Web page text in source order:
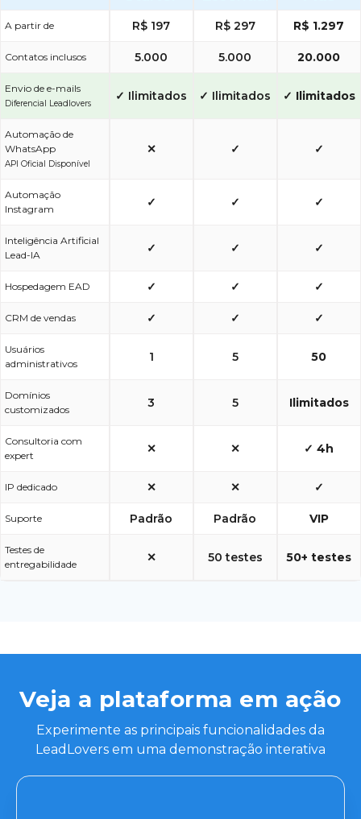
A partir de R$ 197 R$ 297 R$ 1.297
Contatos inclusos 5.000 5.000 20.000
Envio de e-mails
Diferencial Leadlovers
✓ Ilimitados ✓ Ilimitados ✓ Ilimitados
Automação de
WhatsApp
API Oficial Disponível
✕ ✓ ✓
Automação
Instagram
✓ ✓ ✓
Inteligência Artificial
Lead-IA
✓ ✓ ✓
Hospedagem EAD ✓ ✓ ✓
CRM de vendas ✓ ✓ ✓
Usuários
administrativos
1 5 50
Domínios
customizados
3 5 Ilimitados
Consultoria com
expert
✕ ✕ ✓ 4h
IP dedicado ✕ ✕ ✓
Suporte Padrão Padrão VIP
Testes de
entregabilidade
✕ 50 testes 50+ testes
Veja a plataforma em ação
Experimente as principais funcionalidades da
LeadLovers em uma demonstração interativa